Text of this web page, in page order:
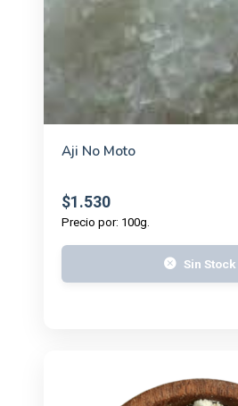
Aji No Moto
$1.530
Precio por: 100g.
Sin Stock